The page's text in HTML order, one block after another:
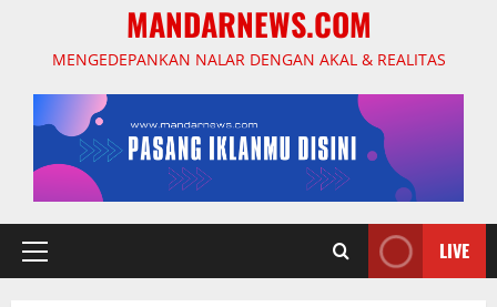
MANDARNEWS.COM
MENGEDEPANKAN NALAR DENGAN AKAL & REALITAS
Primary
LIVE